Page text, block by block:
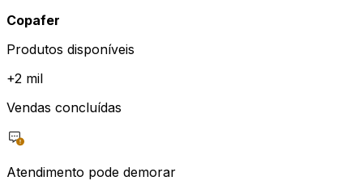
Copafer
Produtos disponíveis
+2 mil
Vendas concluídas
Atendimento pode demorar